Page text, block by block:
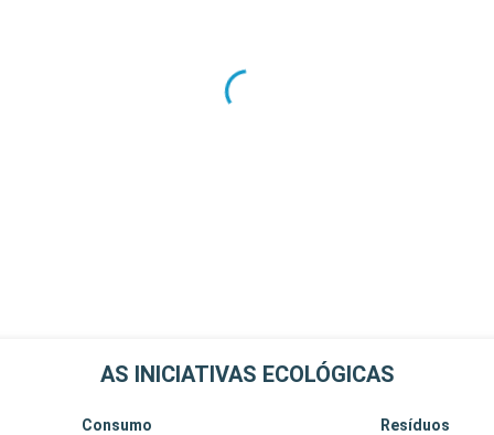
AS INICIATIVAS ECOLÓGICAS
Consumo Resíduos